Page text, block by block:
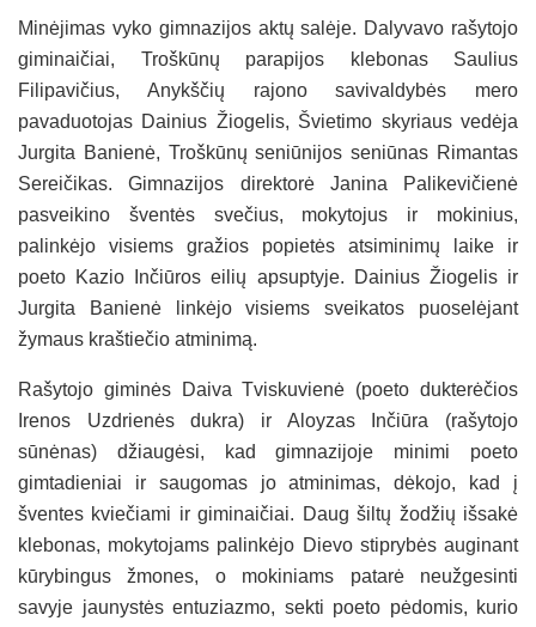
Minėjimas vyko gimnazijos aktų salėje. Dalyvavo rašytojo
giminaičiai, Troškūnų parapijos klebonas Saulius
Filipavičius, Anykščių rajono savivaldybės mero
pavaduotojas Dainius Žiogelis, Švietimo skyriaus vedėja
Jurgita Banienė, Troškūnų seniūnijos seniūnas Rimantas
Sereičikas. Gimnazijos direktorė Janina Palikevičienė
pasveikino šventės svečius, mokytojus ir mokinius,
palinkėjo visiems gražios popietės atsiminimų laike ir
poeto Kazio Inčiūros eilių apsuptyje. Dainius Žiogelis ir
Jurgita Banienė linkėjo visiems sveikatos puoselėjant
žymaus kraštiečio atminimą.
Rašytojo giminės Daiva Tviskuvienė (poeto dukterėčios
Irenos Uzdrienės dukra) ir Aloyzas Inčiūra (rašytojo
sūnėnas) džiaugėsi, kad gimnazijoje minimi poeto
gimtadieniai ir saugomas jo atminimas, dėkojo, kad į
šventes kviečiami ir giminaičiai. Daug šiltų žodžių išsakė
klebonas, mokytojams palinkėjo Dievo stiprybės auginant
kūrybingus žmones, o mokiniams patarė neužgesinti
savyje jaunystės entuziazmo, sekti poeto pėdomis, kurio